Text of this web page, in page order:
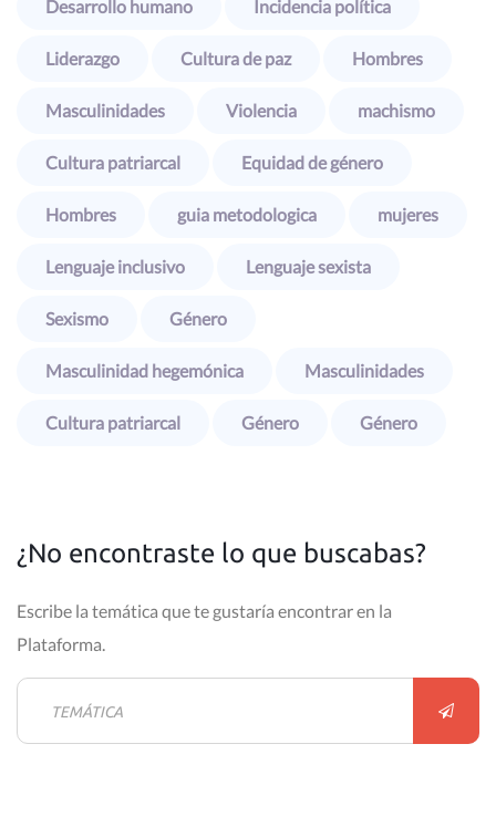
Desarrollo humano Incidencia política
Liderazgo Cultura de paz Hombres
Masculinidades Violencia machismo
Cultura patriarcal Equidad de género
Hombres guia metodologica mujeres
Lenguaje inclusivo Lenguaje sexista
Sexismo Género
Masculinidad hegemónica Masculinidades
Cultura patriarcal Género Género
¿No encontraste lo que buscabas?
Escribe la temática que te gustaría encontrar en la
Plataforma.